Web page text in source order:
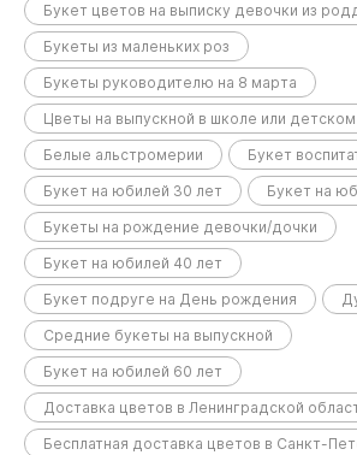
Букет цветов на выписку девочки из
Букеты из маленьких роз
Букеты руководителю на 8 марта
Цветы на выпускной в школе или
Белые альстромерии
Букет
Букет на юбилей 30 лет
Букет на
Букеты на рождение девочки/дочки
Букет на юбилей 40 лет
Букет подруге на День рождения
Средние букеты на выпускной
Букет на юбилей 60 лет
Доставка цветов в Ленинградской
Бесплатная доставка цветов в Санкт-